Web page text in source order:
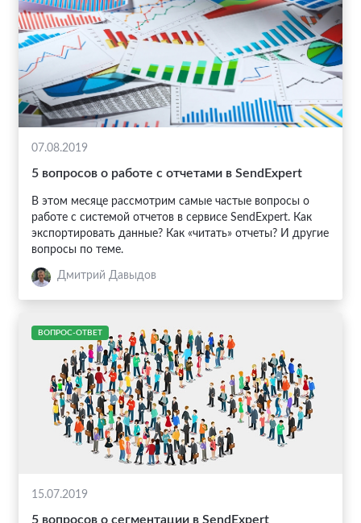
07.08.2019
5 вопросов о работе с отчетами в SendExpert
В этом месяце рассмотрим самые частые вопросы о
работе с системой отчетов в сервисе SendExpert. Как
экспортировать данные? Как «читать» отчеты? И другие
вопросы по теме.
Дмитрий Давыдов
ВОПРОС-ОТВЕТ
15.07.2019
5 вопросов о сегментации в SendExpert